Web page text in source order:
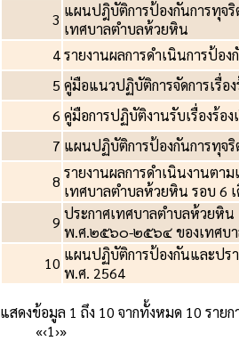
3 แผนปฎิบัติการป้องกันการทุจ
เทศบาลตำบลห้วยหิน
4รายงานผลการดำเนินการป้อ
5 คู่มือแนวปฏิบัติการจัดการเรื่อ
6 คู่มือการปฏิบัติงานรับเรื่องร้อง
7 แผนปฏิบัติการป้องกันการทุจ
8 รายงานผลการดำเนินงานตา
เทศบาลตำบลห้วยหิน รอบ 6
9 ประกาศเทศบาลตำบลห้วยหิ
พ.ศ.๒๕๖๐-๒๕๖๔ ของเทศบ
10 แผนปฏิบัติการป้องกันและปร
พ.ศ. 2564
แสดงข้อมูล 1 ถึง 10 จากทั้งหมด 10 รายก
«‹1›»